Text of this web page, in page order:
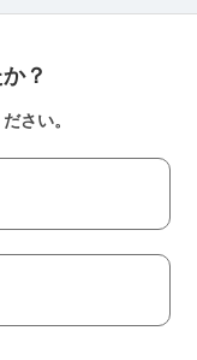
？
さい。